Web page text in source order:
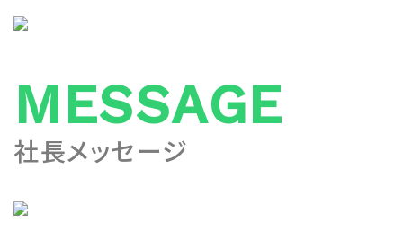
MESSAGE
社長メッセージ